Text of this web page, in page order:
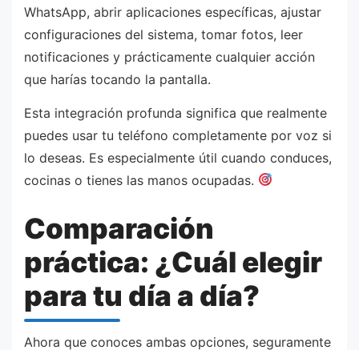
WhatsApp, abrir aplicaciones específicas, ajustar
configuraciones del sistema, tomar fotos, leer
notificaciones y prácticamente cualquier acción
que harías tocando la pantalla.
Esta integración profunda significa que realmente
puedes usar tu teléfono completamente por voz si
lo deseas. Es especialmente útil cuando conduces,
cocinas o tienes las manos ocupadas.
Comparación
práctica: ¿Cuál elegir
para tu día a día?
Ahora que conoces ambas opciones, seguramente